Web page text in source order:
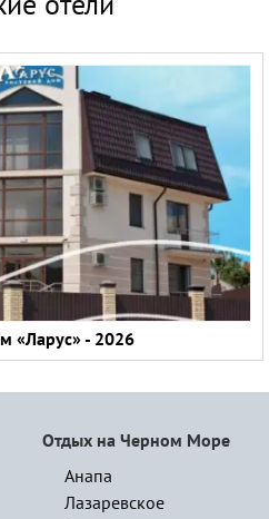
«Ларус» - 2026
Отдых на Черном Море
Анапа
Лазаревское